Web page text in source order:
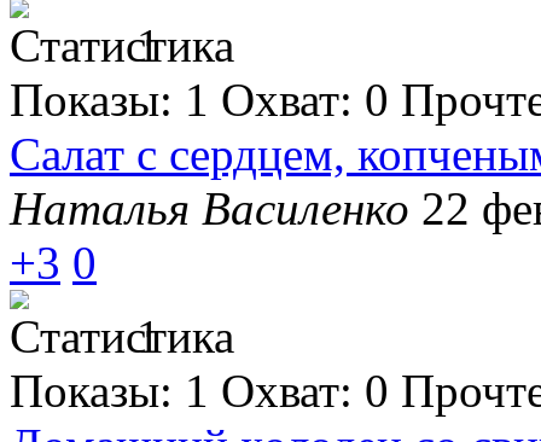
1
Показы: 1 Охват: 0
Салат с сердцем,
Наталья Василенко 22
+3 0
1
Показы: 1 Охват: 0